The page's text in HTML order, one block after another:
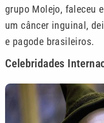
grupo Molejo, faleceu
um câncer inguinal,
e pagode brasileiros.
Celebridades